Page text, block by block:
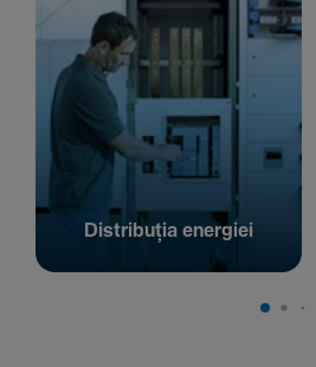
Distribuția energiei